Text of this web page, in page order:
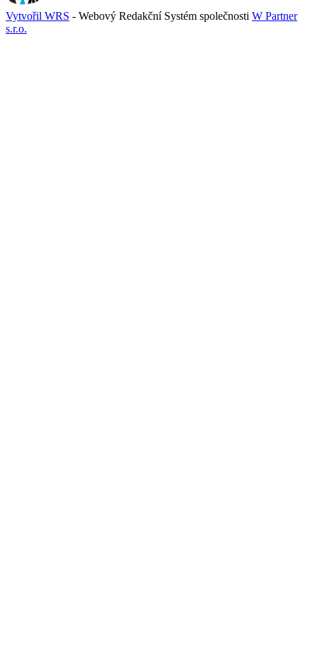
Vytvořil WRS - Webový Redakční Systém společnosti W Partner
s.r.o.